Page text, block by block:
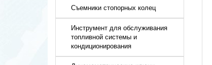
Съемники стопорных колец
Инструмент для обслуживания
топливной системы и
кондиционирования